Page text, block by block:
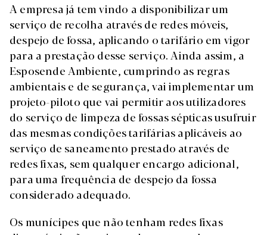
A empresa já tem vindo a disponibilizar um
serviço de recolha através de redes móveis,
despejo de fossa, aplicando o tarifário em vigor
para a prestação desse serviço. Ainda assim, a
Esposende Ambiente, cumprindo as regras
ambientais e de segurança, vai implementar um
projeto-piloto que vai permitir aos utilizadores
do serviço de limpeza de fossas sépticas usufruir
das mesmas condições tarifárias aplicáveis ao
serviço de saneamento prestado através de
redes fixas, sem qualquer encargo adicional,
para uma frequência de despejo da fossa
considerado adequado.
Os munícipes que não tenham redes fixas